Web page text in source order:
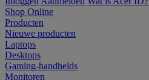
Shop Online
Producten
Nieuwe producten
Laptops
Desktops
Gaming-handhelds
Monitoren